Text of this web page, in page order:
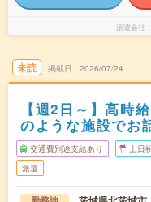
派遣会社
未読 掲載日 2026/07/24
【週2日～】高時
のような施設でお
交通費別途支給あり 土日
派遣